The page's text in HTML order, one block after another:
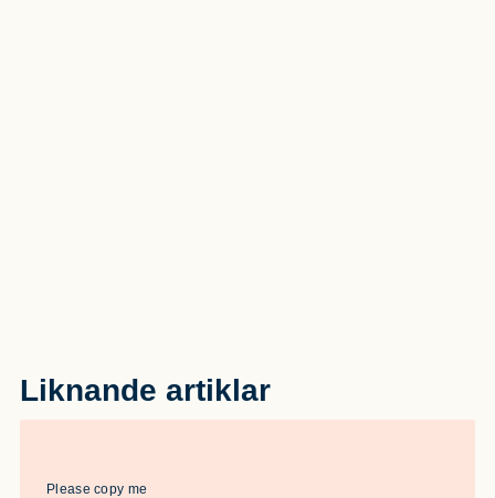
Liknande artiklar
Please copy me